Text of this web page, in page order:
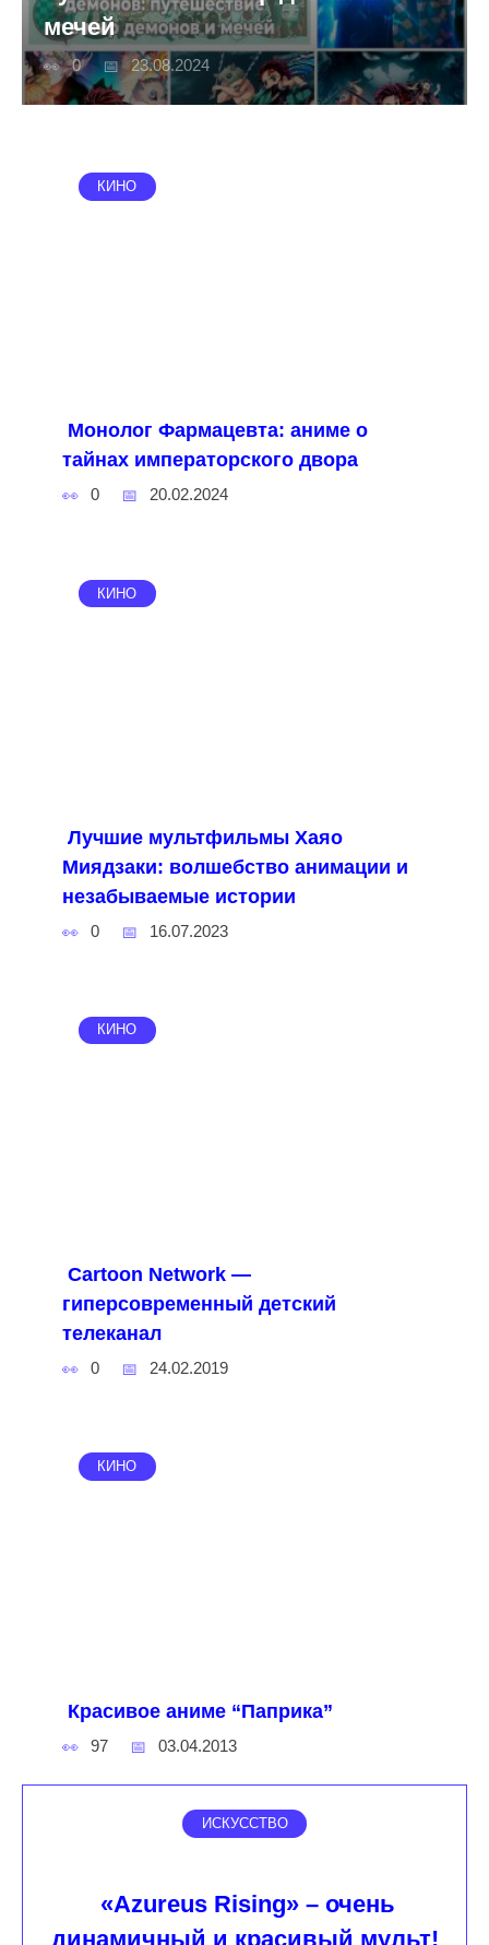
мечей
0 23.08.2024
КИНО
Монолог Фармацевта: аниме о
тайнах императорского двора
0 20.02.2024
КИНО
Лучшие мультфильмы Хаяо
Миядзаки: волшебство анимации и
незабываемые истории
0 16.07.2023
КИНО
Cartoon Network —
гиперсовременный детский
телеканал
0 24.02.2019
КИНО
Красивое аниме “Паприка”
97 03.04.2013
ИСКУССТВО
«Azureus Rising» – очень
динамичный и красивый мульт!